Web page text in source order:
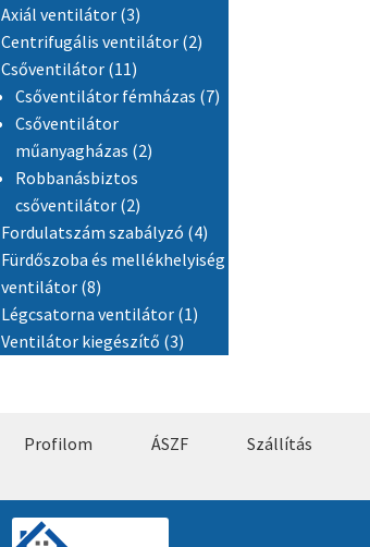
Axiál ventilátor 33 termék
Centrifugális ventilátor 22 termék
Csőventilátor 1111 termék
Csőventilátor fémházas 77 termék
Csőventilátor
műanyagházas 22 termék
Robbanásbiztos
csőventilátor 22 termék
Fordulatszám szabályzó 44 termék
Fürdőszoba és mellékhelyiség
ventilátor 88 termék
Légcsatorna ventilátor 11 termék
Ventilátor kiegészítő 33 termék
Profilom ÁSZF Szállítás